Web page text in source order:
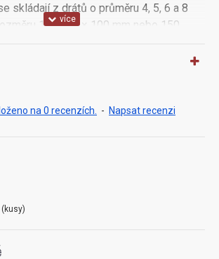
skládají z drátů o průměru 4, 5, 6 a 8
100 mm × 100 mm nebo 150
vyrobit i formáty jiné.
jako:
do betonu, keramických stropů,
vytápění
pletivo.
široké využití ve stavebnictví:
armování do betonářských výrobků,
na 0 recenzích. - Napsat recenzi
(kusy)